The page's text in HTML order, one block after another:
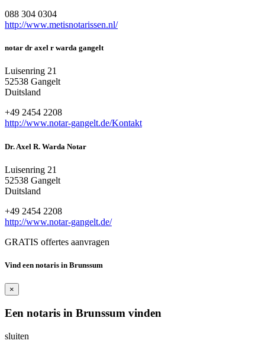
088 304 0304
http://www.metisnotarissen.nl/
notar dr axel r warda gangelt
Luisenring 21
52538 Gangelt
Duitsland
+49 2454 2208
http://www.notar-gangelt.de/Kontakt
Dr. Axel R. Warda Notar
Luisenring 21
52538 Gangelt
Duitsland
+49 2454 2208
http://www.notar-gangelt.de/
GRATIS offertes aanvragen
Vind een notaris in Brunssum
×
Een notaris in Brunssum vinden
sluiten